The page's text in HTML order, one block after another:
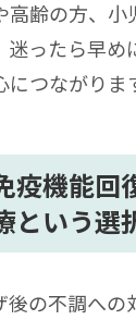
高齢の方、小
迷ったら早め
つながりま
疫機能回
という選
後の不調への